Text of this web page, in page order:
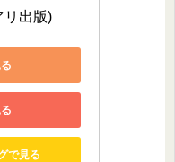
リ出版)
で見る